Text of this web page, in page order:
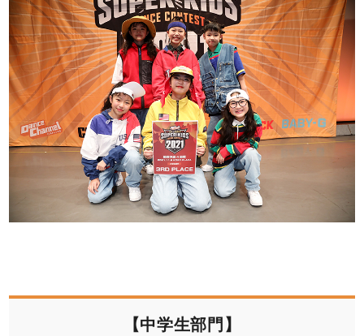
【中学生部門】